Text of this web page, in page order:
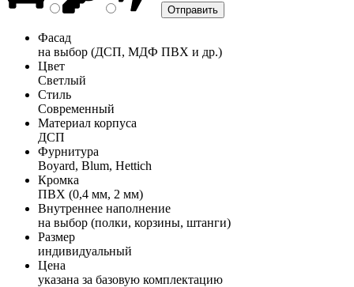
Фасад
на выбор (ДСП, МДФ ПВХ и др.)
Цвет
Светлый
Стиль
Современный
Материал корпуса
ДСП
Фурнитура
Boyard, Blum, Hettich
Кромка
ПВХ (0,4 мм, 2 мм)
Внутреннее наполнение
на выбор (полки, корзины, штанги)
Размер
индивидуальный
Цена
указана за базовую комплектацию